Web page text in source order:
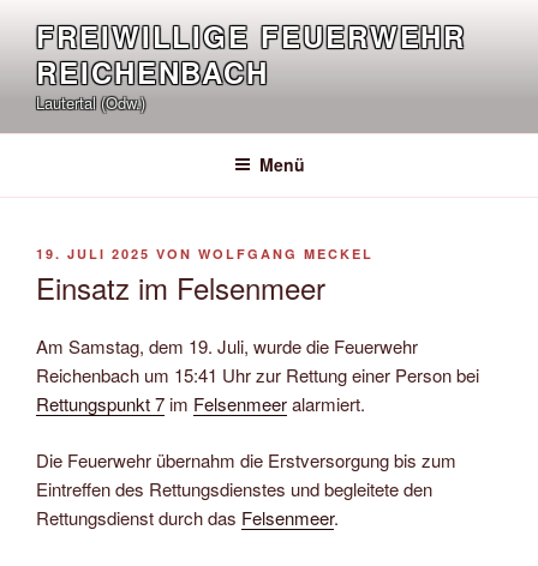
Inhalt
springen
FREIWILLIGE FEUERWEHR
REICHENBACH
Lautertal (Odw.)
Menü
VERÖFFENTLICHT
19. JULI 2025 VON WOLFGANG MECKEL
Einsatz im Felsenmeer
Am Samstag, dem 19. Juli, wurde die Feuerwehr
Reichenbach um 15:41 Uhr zur Rettung einer Person bei
Rettungs­punkt 7im Felsen­meeralarmiert.
Die Feuerwehr übernahm die Erstversorgung bis zum
Eintreffen des Rettungsdienstes und begleitete den
Rettungsdienst durch das Felsenmeer.